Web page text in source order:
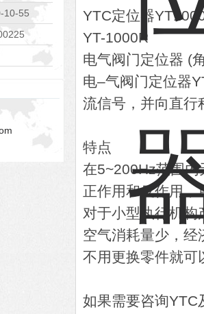
10-55
YTC定位器
YT-1000R
电气阀门定位器 (
电–气阀门定位器
流信号，并向直行
特点
在5~200Hz范围内
正作用和反作用，
对于小型执行机构
空气消耗量少，经
不用更换零件就可
如果需要咨询YTC